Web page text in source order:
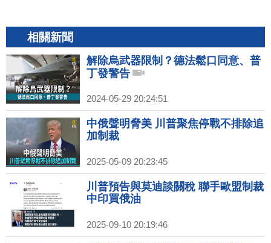
相關新聞
解除烏武器限制？德法鬆口同意、普
丁發警告
2024-05-29 20:24:51
中俄聲明脅美 川普聚焦停戰不排除追
加制裁
2025-05-09 20:23:45
川普預告與莫迪談關稅 聯手歐盟制裁
中印買俄油
2025-09-10 20:19:46